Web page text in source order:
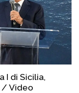
I di Sicilia,
/ Video